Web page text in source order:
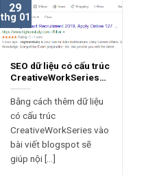
SEO dữ liệu có cấu trúc
CreativeWorkSeries
cho Blogspot
Bằng cách thêm dữ liệu
có cấu trúc
CreativeWorkSeries vào
bài viết blogspot sẽ
giúp nội [...]
29
thg 01